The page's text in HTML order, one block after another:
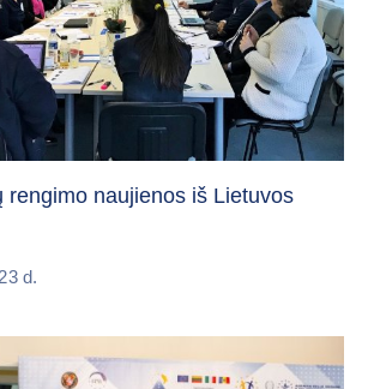
rengimo naujienos iš Lietuvos
d.